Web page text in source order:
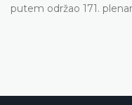
putem održao 171.